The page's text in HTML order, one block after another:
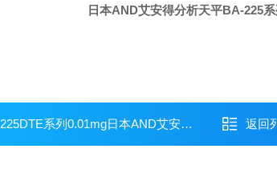
日本AND艾安得分析天平BA-225
系列0.01mg日本AND艾安得分析天平BA-225DTE系列0.01mg 返回